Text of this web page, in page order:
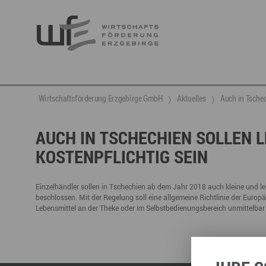
Berufsnachwuchs & Fachkräfte
Partner vernetzen
Talente integrieren
Fachkräfte finden
Nachwuchs finden
Talente finden
Talente binden
Miet- und Veranstaltungsangebote
aktuelle Angebote & Projekte
Projekte
Wirtschaftsservice
Berufsnachwuchs & Fachkräfte
Gründung, Förderung und Investition
Innovation- und Technologietransfer
Gründer- & Dienstleistungszentrum (GDZ)
Neuigkeiten
Veranstaltungen
Ansprechpartner & Kontakt
DGE
Wirtschaftsförderung Erzgebirge GmbH Aktuelles Auch in
AUCH IN TSCHECHIEN SOLLEN
KOSTENPFLICHTIG SEIN
Einzelhändler sollen in Tschechien ab dem Jahr 2018 auch kleine und
beschlossen. Mit der Regelung soll eine allgemeine Richtlinie der
Lebensmittel an der Theke oder im Selbstbedienungsbereich